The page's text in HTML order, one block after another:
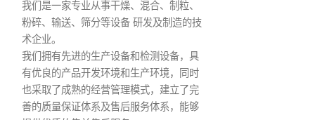
我们是一家专业从事干燥、混合、制粒、
粉碎、输送、筛分等设备 研发及制造的技
术企业。
我们拥有先进的生产设备和检测设备，具
有优良的产品开发环境和生产环境，同时
也采取了成熟的经营管理模式，建立了完
善的质量保证体系及售后服务体系，能够